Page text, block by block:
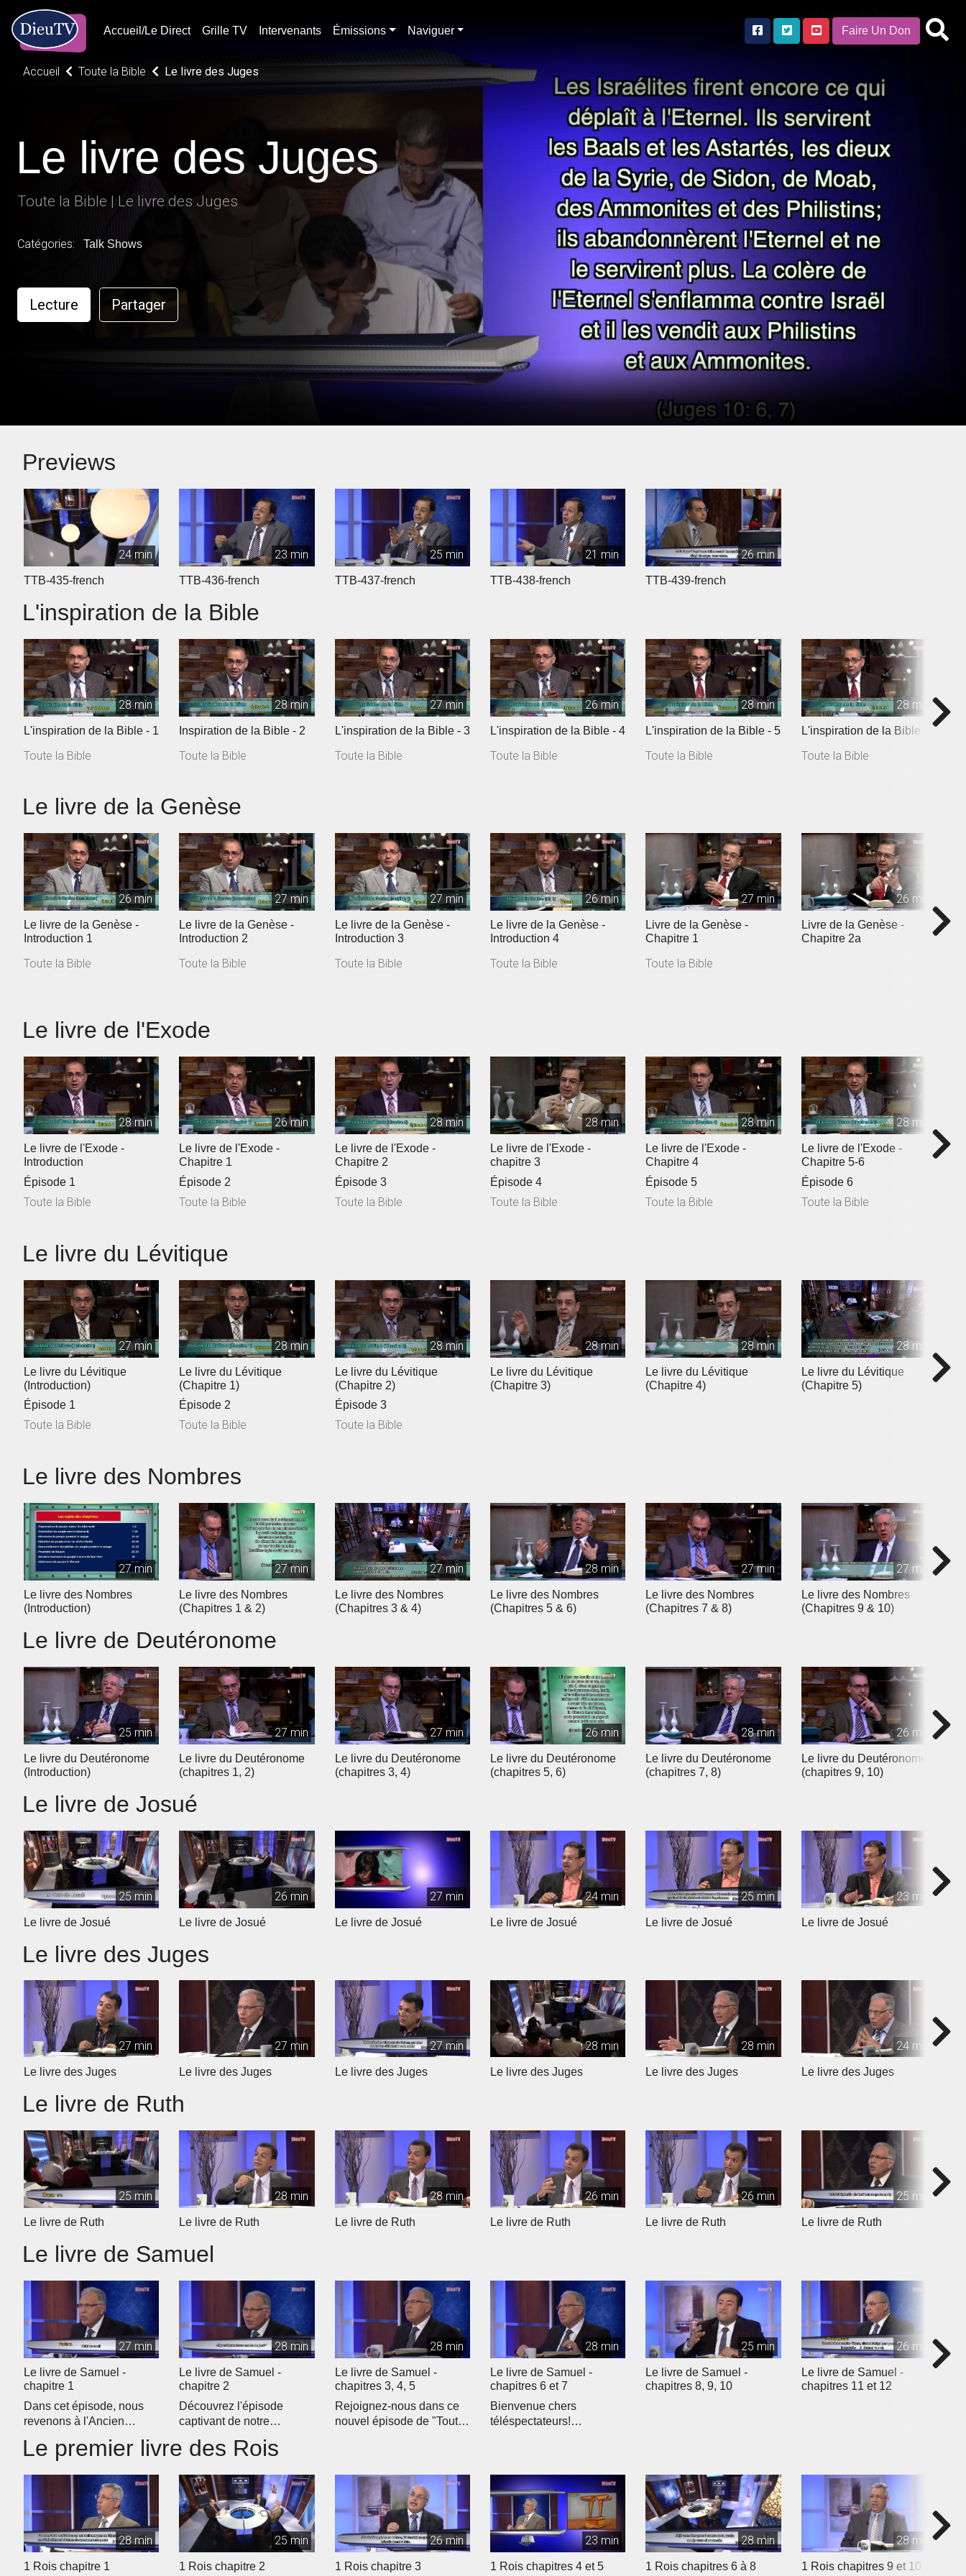
Accueil/Le Direct Grille TV Intervenants Émissions Naviguer Faire Un Don
Accueil Toute la Bible Le livre des Juges
Le livre des Juges
Toute la Bible | Le livre des Juges
Catégories: Talk Shows
Lecture Partager
Previews
24 min
TTB-435-french
23 min
TTB-436-french
25 min
TTB-437-french
21 min
TTB-438-french
26 min
TTB-439-french
L'inspiration de la Bible
28 min
L'inspiration de la Bible - 1
Toute la Bible
28 min
Inspiration de la Bible - 2
Toute la Bible
27 min
L'inspiration de la Bible - 3
Toute la Bible
26 min
L'inspiration de la Bible - 4
Toute la Bible
28 min
L'inspiration de la Bible - 5
Toute la Bible
28 min
L'inspiration de la Bible - 6
Toute la Bible
Le livre de la Genèse
26 min
Le livre de la Genèse -
Introduction 1
Toute la Bible
27 min
Le livre de la Genèse -
Introduction 2
Toute la Bible
27 min
Le livre de la Genèse -
Introduction 3
Toute la Bible
26 min
Le livre de la Genèse -
Introduction 4
Toute la Bible
27 min
Livre de la Genèse -
Chapitre 1
Toute la Bible
26 min
Livre de la Genèse -
Chapitre 2a
Le livre de l'Exode
28 min
Le livre de l'Exode -
Introduction
Épisode 1
Toute la Bible
26 min
Le livre de l'Exode -
Chapitre 1
Épisode 2
Toute la Bible
28 min
Le livre de l'Exode -
Chapitre 2
Épisode 3
Toute la Bible
28 min
Le livre de l'Exode -
chapitre 3
Épisode 4
Toute la Bible
28 min
Le livre de l'Exode -
Chapitre 4
Épisode 5
Toute la Bible
28 min
Le livre de l'Exode -
Chapitre 5-6
Épisode 6
Toute la Bible
Le livre du Lévitique
27 min
Le livre du Lévitique
(Introduction)
Épisode 1
Toute la Bible
28 min
Le livre du Lévitique
(Chapitre 1)
Épisode 2
Toute la Bible
28 min
Le livre du Lévitique
(Chapitre 2)
Épisode 3
Toute la Bible
28 min
Le livre du Lévitique
(Chapitre 3)
28 min
Le livre du Lévitique
(Chapitre 4)
28 min
Le livre du Lévitique
(Chapitre 5)
Le livre des Nombres
27 min
Le livre des Nombres
(Introduction)
27 min
Le livre des Nombres
(Chapitres 1 & 2)
27 min
Le livre des Nombres
(Chapitres 3 & 4)
28 min
Le livre des Nombres
(Chapitres 5 & 6)
27 min
Le livre des Nombres
(Chapitres 7 & 8)
27 min
Le livre des Nombres
(Chapitres 9 & 10)
Le livre de Deutéronome
25 min
Le livre du Deutéronome
(Introduction)
27 min
Le livre du Deutéronome
(chapitres 1, 2)
27 min
Le livre du Deutéronome
(chapitres 3, 4)
26 min
Le livre du Deutéronome
(chapitres 5, 6)
28 min
Le livre du Deutéronome
(chapitres 7, 8)
26 min
Le livre du Deutéronome
(chapitres 9, 10)
Le livre de Josué
25 min
Le livre de Josué
26 min
Le livre de Josué
27 min
Le livre de Josué
24 min
Le livre de Josué
25 min
Le livre de Josué
23 min
Le livre de Josué
Le livre des Juges
27 min
Le livre des Juges
27 min
Le livre des Juges
27 min
Le livre des Juges
28 min
Le livre des Juges
28 min
Le livre des Juges
24 min
Le livre des Juges
Le livre de Ruth
25 min
Le livre de Ruth
28 min
Le livre de Ruth
28 min
Le livre de Ruth
26 min
Le livre de Ruth
26 min
Le livre de Ruth
25 min
Le livre de Ruth
Le livre de Samuel
27 min
Le livre de Samuel -
chapitre 1
Dans cet épisode, nous
revenons à l'Ancien
notre étud...
28 min
Le livre de Samuel -
chapitre 2
Découvrez l'épisode
captivant de notre
biblique quotidien �...
28 min
Le livre de Samuel -
chapitres 3, 4, 5
Rejoignez-nous dans ce
nouvel épisode de "Toute
28 min
Le livre de Samuel -
chapitres 6 et 7
Bienvenue chers
téléspectateurs!
25 min
Le livre de Samuel -
chapitres 8, 9, 10
26 min
Le livre de Samuel -
chapitres 11 et 12
Le premier livre des Rois
28 min
1 Rois chapitre 1
25 min
1 Rois chapitre 2
26 min
1 Rois chapitre 3
23 min
1 Rois chapitres 4 et 5
28 min
1 Rois chapitres 6 à 8
28 min
1 Rois chapitres 9 et 10